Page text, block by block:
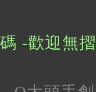
碼 -歡迎無